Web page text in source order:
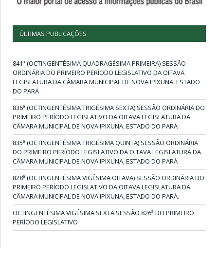
ÚLTIMAS PUBLICAÇÕES
841ª (OCTINGENTÉSIMA QUADRAGÉSIMA PRIMEIRA) SESSÃO
ORDINÁRIA DO PRIMEIRO PERÍODO LEGISLATIVO DA OITAVA
LEGISLATURA DA CÂMARA MUNICIPAL DE NOVA IPIXUNA, ESTADO
DO PARÁ
836ª (OCTINGENTÉSIMA TRIGÉSIMA SEXTA) SESSÃO ORDINÁRIA DO
PRIMEIRO PERÍODO LEGISLATIVO DA OITAVA LEGISLATURA DA
CÂMARA MUNICIPAL DE NOVA IPIXUNA, ESTADO DO PARÁ
835ª (OCTINGENTÉSIMA TRIGÉSIMA QUINTA) SESSÃO ORDINÁRIA
DO PRIMEIRO PERÍODO LEGISLATIVO DA OITAVA LEGISLATURA DA
CÂMARA MUNICIPAL DE NOVA IPIXUNA, ESTADO DO PARÁ
828ª (OCTINGENTÉSIMA VIGÉSIMA OITAVA) SESSÃO ORDINÁRIA DO
PRIMEIRO PERÍODO LEGISLATIVO DA OITAVA LEGISLATURA DA
CÂMARA MUNICIPAL DE NOVA IPIXUNA, ESTADO DO PARÁ.
OCTINGENTÉSIMA VIGÉSIMA SEXTA SESSÃO 826ª DO PRIMEIRO
PERÍODO LEGISLATIVO